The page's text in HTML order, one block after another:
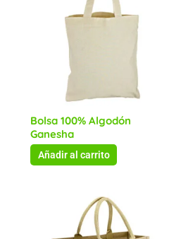
Bolsa 100% Algodón
Ganesha
Añadir al carrito